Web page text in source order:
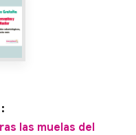
las muelas del